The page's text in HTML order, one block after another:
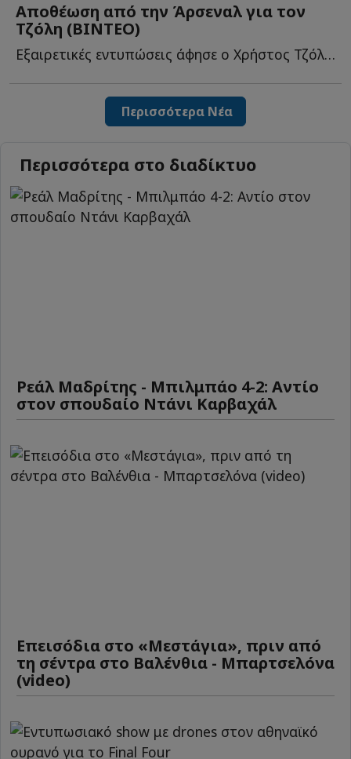
Αποθέωση από την Άρσεναλ για τον
Τζόλη (ΒΙΝΤΕΟ)
Εξαιρετικές εντυπώσεις άφησε ο Χρήστος Τζόλης στη φ...
Περισσότερα Νέα
Περισσότερα στο διαδίκτυο
Ρεάλ Μαδρίτης - Μπιλμπάο 4-2: Αντίο
στον σπουδαίο Ντάνι Καρβαχάλ
Επεισόδια στο «Μεστάγια», πριν από
τη σέντρα στο Βαλένθια - Μπαρτσελόνα
(video)